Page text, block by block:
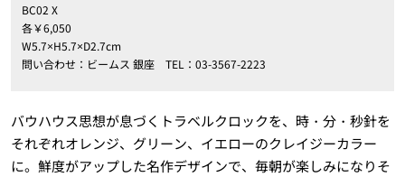
BC02 X
各￥6,050
W5.7×H5.7×D2.7cm
問い合わせ：ビームス 銀座 TEL：03-3567-2223
バウハウス思想が息づくトラベルクロックを、時・分・秒針を
それぞれオレンジ、グリーン、イエローのクレイジーカラー
に。鮮度がアップした名作デザインで、毎朝が楽しみになりそ